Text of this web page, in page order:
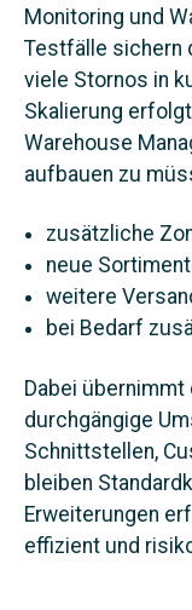
Monitoring und
Testfälle sichern
viele Stornos in
Skalierung
Warehouse
aufbauen zu
zusätzliche
neue
weitere
bei Bedarf
Dabei
durchgängige
Schnittstellen,
bleiben
Erweiterungen
effizient und